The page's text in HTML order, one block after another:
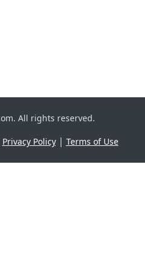
All rights reserved.
Privacy Policy| Terms of Use